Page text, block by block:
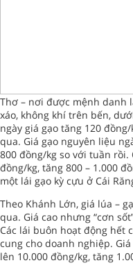
Thơ – nơi được mệnh danh
xáo, không khí trên bến,
ngày giá gạo tăng 120
qua. Giá gạo nguyên liệu
800 đồng/kg so với tuần rồi.
đồng/kg, tăng 800 – 1.000
một lái gạo kỳ cựu ở Cái
Theo Khánh Lớn, giá lúa –
qua. Giá cao nhưng “cơn
Các lái buôn hoạt động hết
cung cho doanh nghiệp.
lên 10.000 đồng/kg, tăng